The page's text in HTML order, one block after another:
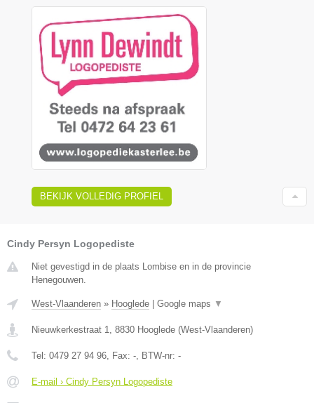
BEKIJK VOLLEDIG PROFIEL
Cindy Persyn Logopediste
Niet gevestigd in de plaats Lombise en in de provincie
Henegouwen.
West-Vlaanderen » Hooglede Google maps ▼
Nieuwkerkestraat 1 8830 Hooglede (West-Vlaanderen)
Tel: 0479 27 94 96 , Fax: - , BTW-nr: -
E-mail › Cindy Persyn Logopediste